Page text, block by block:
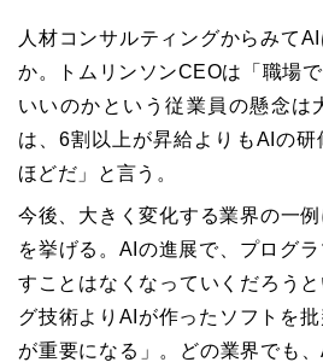
人材コンサルティングからみて
か。トムリンソンCEOは「職場
いいのかという従業員の懸念は
は、6割以上が昇給よりもAIの
ほどだ」と言う。
今後、大きく変化する業界の一
を挙げる。AIの進展で、プログ
すことはなくなっていくだろう
グ技術よりAIが作ったソフトを
が重要になる」。どの業界でも